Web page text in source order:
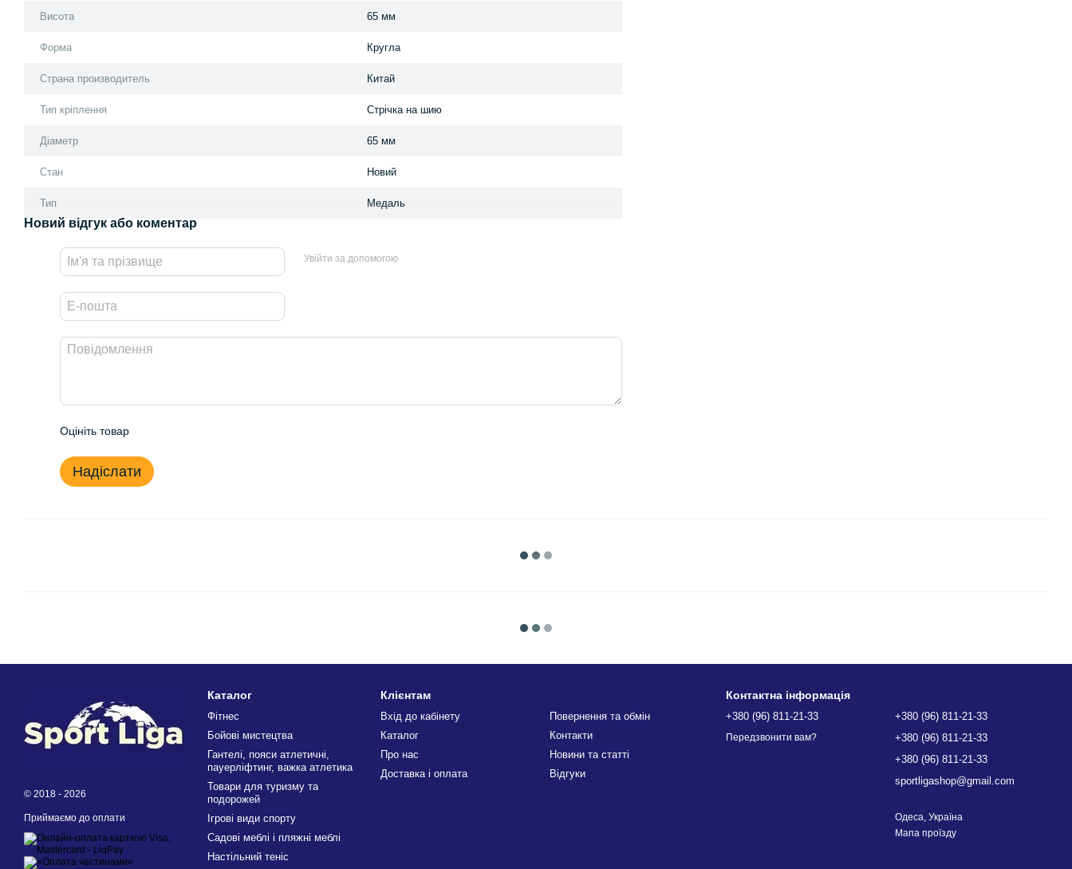
Висота 65 мм
Форма Кругла
Страна производитель Китай
Тип кріплення Стрічка на шию
Діаметр 65 мм
Стан Новий
Тип Медаль
Новий відгук або коментар
Увійти за допомогою
Оцініть товар
Надіслати
© 2018 - 2026
Приймаємо до оплати
Каталог
Фітнес
Бойові мистецтва
Гантелі, пояси атлетичні,
пауерліфтинг, важка атлетика
Товари для туризму та
подорожей
Ігрові види спорту
Садові меблі і пляжні меблі
Настільний теніс
Клієнтам
Вхід до кабінету
Каталог
Про нас
Доставка і оплата
Повернення та обмін
Контакти
Новини та статті
Відгуки
Контактна інформація
+380 (96) 811-21-33
Передзвонити вам?
+380 (96) 811-21-33
+380 (96) 811-21-33
+380 (96) 811-21-33
sportligashop@gmail.com
Одеса, Україна
Мапа проїзду